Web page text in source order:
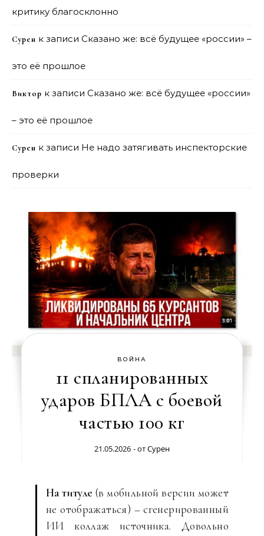
критику благосклонно
Сурен к записи Сказано же: всё будущее «россии» –
это её прошлое
Виктор к записи Сказано же: всё будущее «россии»
– это её прошлое
Сурен к записи Не надо затягивать инспекторские
проверки
ВОЙНА
11 спланированных
ударов БПЛА с боевой
частью 100 кг
21.05.2026 - отСурен
На титуле (в мобильной версии может
не отображаться) – сгенерированный
ИИ коллаж источника. Довольно